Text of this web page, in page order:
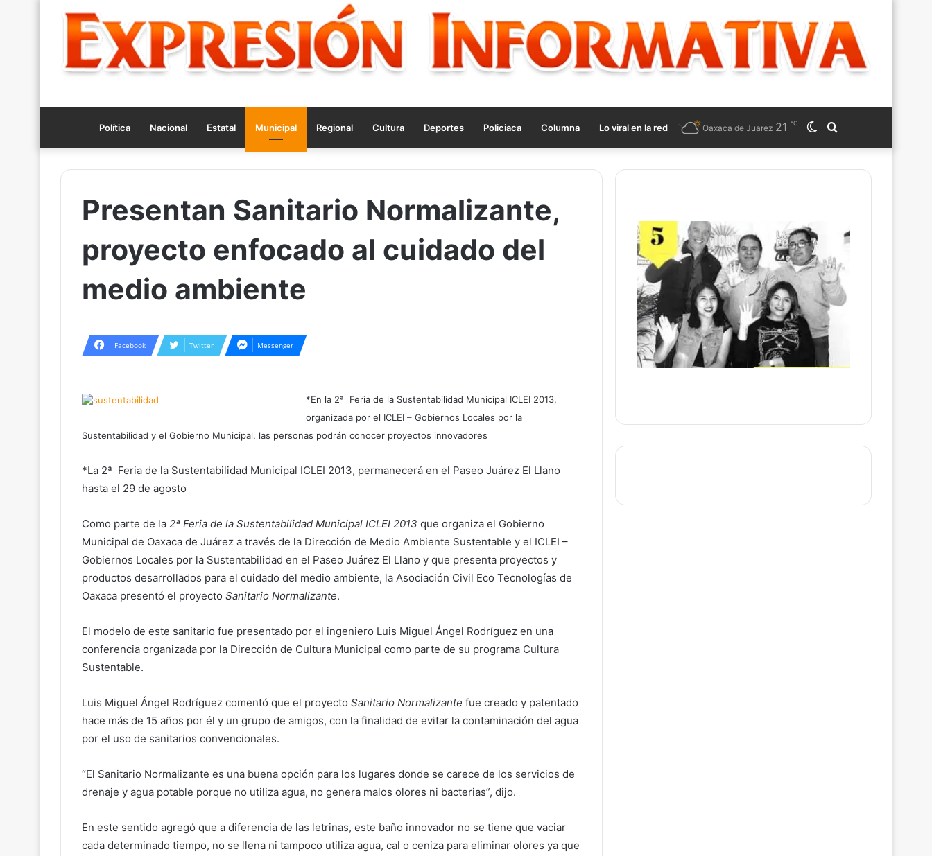
Política Nacional Estatal Municipal Regional Cultura Deportes Policiaca Columna Lo viral en la red
for
Switch
skin
Oaxaca de Juarez 21 ℃
Presentan Sanitario Normalizante,
proyecto enfocado al cuidado del
medio ambiente
Facebook Twitter Messenger
*En la 2ª Feria de la Sustentabilidad Municipal ICLEI 2013,
organizada por el ICLEI – Gobiernos Locales por la
Sustentabilidad y el Gobierno Municipal, las personas podrán conocer proyectos innovadores
*La 2ª Feria de la Sustentabilidad Municipal ICLEI 2013, permanecerá en el Paseo Juárez El Llano
hasta el 29 de agosto
Como parte de la 2ª Feria de la Sustentabilidad Municipal ICLEI 2013 que organiza el Gobierno
Municipal de Oaxaca de Juárez a través de la Dirección de Medio Ambiente Sustentable y el ICLEI –
Gobiernos Locales por la Sustentabilidad en el Paseo Juárez El Llano y que presenta proyectos y
productos desarrollados para el cuidado del medio ambiente, la Asociación Civil Eco Tecnologías de
Oaxaca presentó el proyecto Sanitario Normalizante.
El modelo de este sanitario fue presentado por el ingeniero Luis Miguel Ángel Rodríguez en una
conferencia organizada por la Dirección de Cultura Municipal como parte de su programa Cultura
Sustentable.
Luis Miguel Ángel Rodríguez comentó que el proyecto Sanitario Normalizante fue creado y patentado
hace más de 15 años por él y un grupo de amigos, con la finalidad de evitar la contaminación del agua
por el uso de sanitarios convencionales.
“El Sanitario Normalizante es una buena opción para los lugares donde se carece de los servicios de
drenaje y agua potable porque no utiliza agua, no genera malos olores ni bacterias”, dijo.
En este sentido agregó que a diferencia de las letrinas, este baño innovador no se tiene que vaciar
cada determinado tiempo, no se llena ni tampoco utiliza agua, cal o ceniza para eliminar olores ya que